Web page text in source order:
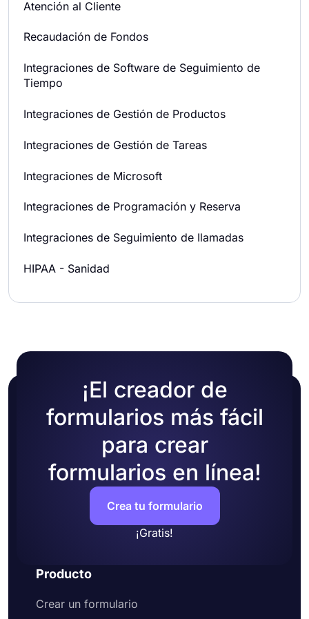
Atención al Cliente
Recaudación de Fondos
Integraciones de Software de Seguimiento de
Tiempo
Integraciones de Gestión de Productos
Integraciones de Gestión de Tareas
Integraciones de Microsoft
Integraciones de Programación y Reserva
Integraciones de Seguimiento de Ilamadas
HIPAA - Sanidad
¡El creador de
formularios más fácil
para crear
formularios en línea!
Crea tu formulario
¡Gratis!
Producto
Crear un formulario